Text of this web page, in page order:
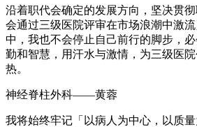
沿着职代会确定的发展方向，坚决贯
会通过三级医院评审在市场浪潮中激
中，我也不会停止自己前行的脚步，
勤和智慧，用汗水与激情，为三级医
热。
神经脊柱外科——黄蓉
我将始终牢记「以病人为中心，以质